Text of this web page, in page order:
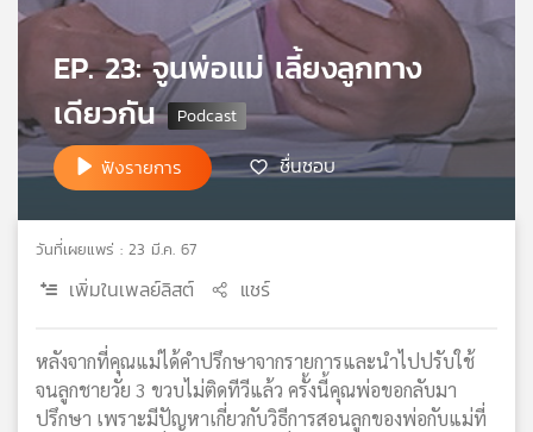
ข่าย
วิทยุ
ไทย
บี
เอส
วิทยุ
เครือ
ข่าย
EP. 23: จูนพ่อแม่ เลี้ยงลูกทาง
เดียวกัน
ฟังรายการ ชื่นชอบ
วันที่เผยแพร่ : 23 มี.ค. 67
เพิ่มในเพลย์ลิสต์ แชร์
หลังจากที่คุณแม่ได้คำปรึกษาจากรายการและนำไปปรับใช้
จนลูกชายวัย 3 ขวบไม่ติดทีวีแล้ว ครั้งนี้คุณพ่อขอกลับมา
ปรึกษา เพราะมีปัญหาเกี่ยวกับวิธีการสอนลูกของพ่อกับแม่ที่